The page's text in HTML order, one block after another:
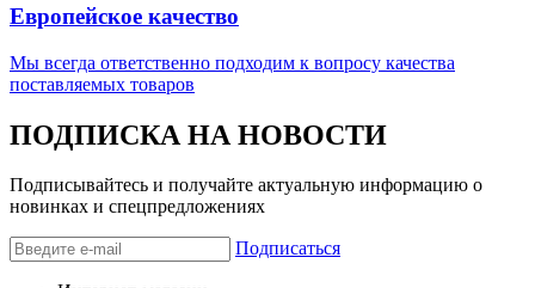
Европейское качество
Мы всегда ответственно подходим к вопросу качества
поставляемых товаров
ПОДПИСКА НА НОВОСТИ
Подписывайтесь и получайте актуальную информацию о
новинках и спецпредложениях
Подписаться